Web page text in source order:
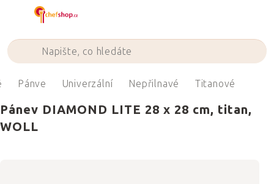
Pánve Univerzální Nepřilnavé Titanové
Pánev DIAMOND LITE 28 x 28 cm, titan,
WOLL